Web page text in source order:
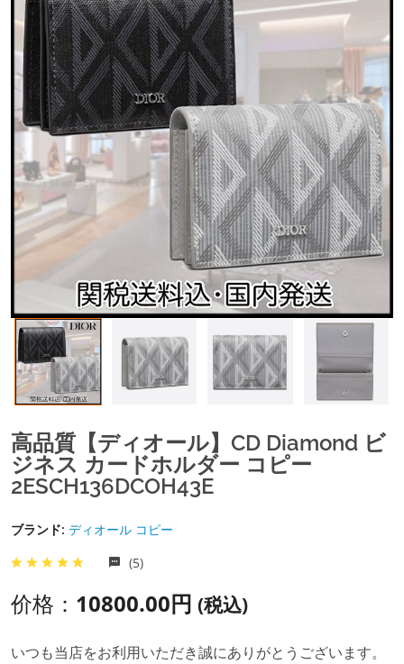
高品質【ディオール】CD Diamond ビ
ジネス カードホルダー コピー
2ESCH136DCOH43E
ブランド: ディオール コピー
(5)
价格： 10800.00円 (税込)
いつも当店をお利用いただき誠にありがとうございます。